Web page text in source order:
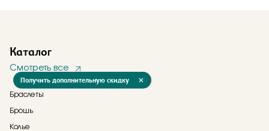
Каталог
Смотреть все
Браслеты
Брошь
Колье
Получить дополнительную скидку